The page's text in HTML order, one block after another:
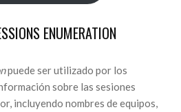
ENUMERATION
puede ser utilizado por los
sobre las sesiones
incluyendo nombres de equipos,